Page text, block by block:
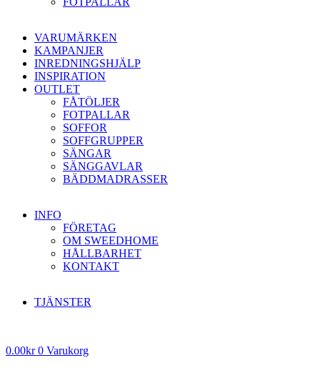
VARUMÄRKEN
KAMPANJER
INREDNINGSHJÄLP
INSPIRATION
OUTLET
FÅTÖLJER
FOTPALLAR
SOFFOR
SOFFGRUPPER
SÄNGAR
SÄNGGAVLAR
BÄDDMADRASSER
INFO
FÖRETAG
OM SWEEDHOME
HÅLLBARHET
KONTAKT
TJÄNSTER
0.00kr 0 Varukorg